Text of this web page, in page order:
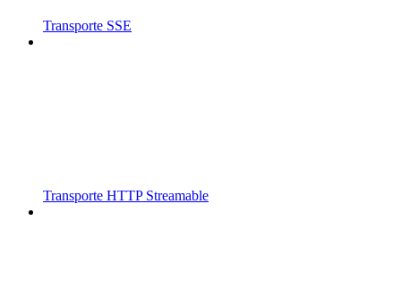
Transporte SSE
Transporte HTTP Streamable